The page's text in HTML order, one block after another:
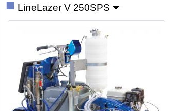
LineLazer V 250SPS